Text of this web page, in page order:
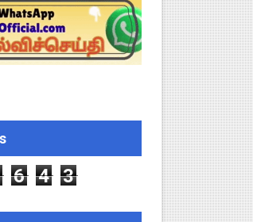
உத்தரவு!
முக்கிய செயல்முறைகள் வெளியீடு!
6 4 3